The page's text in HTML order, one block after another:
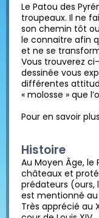
Le Patou des
troupeaux. Il ne
son chemin tôt
le connaitre afin
et ne se
Vous trouverez
dessinée vous
différentes
« molosse » que
Pour en savoir
Histoire
Au Moyen Âge,
châteaux et
prédateurs (ours,
est mentionné au
Très apprécié au